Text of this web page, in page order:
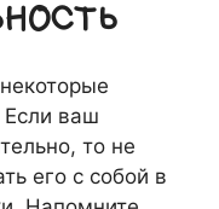
ваш
то не
его с собой в